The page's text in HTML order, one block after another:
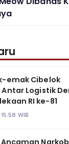
emak Cibelok
Logistik
RI ke-81
WIB
Ancaman